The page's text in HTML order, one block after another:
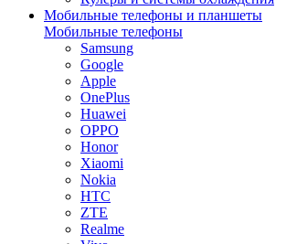
Мобильные телефоны и планшеты
Мобильные телефоны
Samsung
Google
Apple
OnePlus
Huawei
OPPO
Honor
Xiaomi
Nokia
HTC
ZTE
Realme